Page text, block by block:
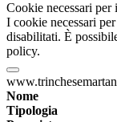
Cookie necessari
I cookie necessari
disabilitati. È
policy.
Nome
Tipologia